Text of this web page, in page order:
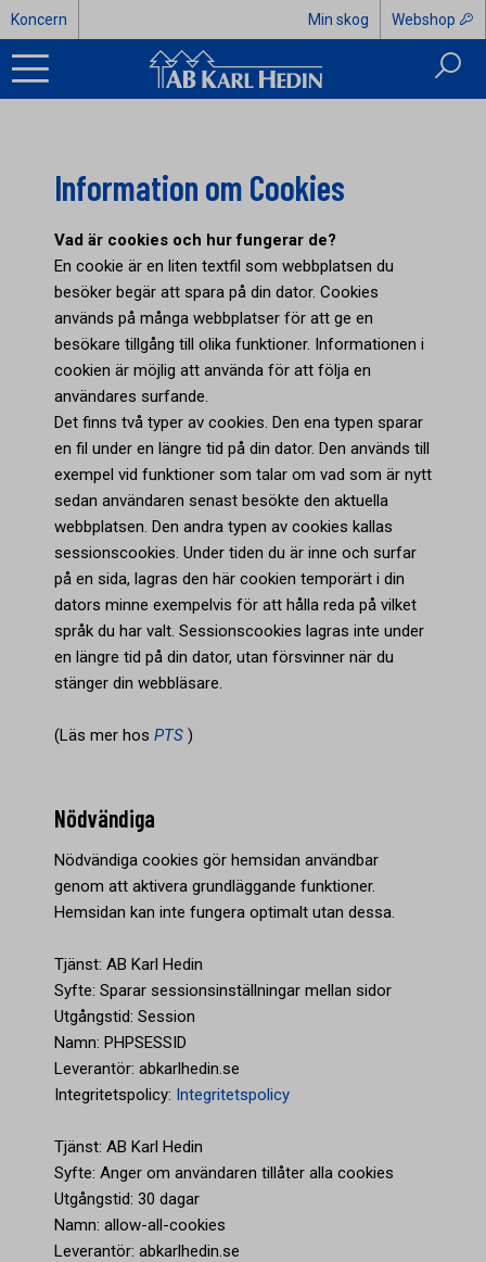
Koncern Min skog Webshop
Information om Cookies
Vad är cookies och hur fungerar de?
En cookie är en liten textfil som webbplatsen du
besöker begär att spara på din dator. Cookies
används på många webbplatser för att ge en
besökare tillgång till olika funktioner. Informationen i
cookien är möjlig att använda för att följa en
användares surfande.
Det finns två typer av cookies. Den ena typen sparar
en fil under en längre tid på din dator. Den används till
exempel vid funktioner som talar om vad som är nytt
sedan användaren senast besökte den aktuella
webbplatsen. Den andra typen av cookies kallas
sessionscookies. Under tiden du är inne och surfar
på en sida, lagras den här cookien temporärt i din
dators minne exempelvis för att hålla reda på vilket
språk du har valt. Sessionscookies lagras inte under
en längre tid på din dator, utan försvinner när du
stänger din webbläsare.
(Läs mer hos PTS )
Nödvändiga
Nödvändiga cookies gör hemsidan användbar
genom att aktivera grundläggande funktioner.
Hemsidan kan inte fungera optimalt utan dessa.
Tjänst: AB Karl Hedin
Syfte: Sparar sessionsinställningar mellan sidor
Utgångstid: Session
Namn: PHPSESSID
Leverantör: abkarlhedin.se
Integritetspolicy: Integritetspolicy
Tjänst: AB Karl Hedin
Syfte: Anger om användaren tillåter alla cookies
Utgångstid: 30 dagar
Namn: allow-all-cookies
Leverantör: abkarlhedin.se